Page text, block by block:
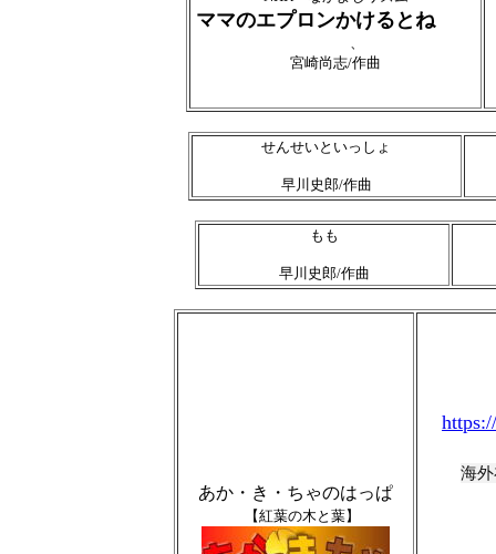
ママのエプロンかけるとね
、
宮崎尚志/作曲
せんせいといっしょ
早川史郎/作曲
もも
早川史郎/作曲
あか・き・ちゃのはっぱ
【紅葉の木と葉】
海